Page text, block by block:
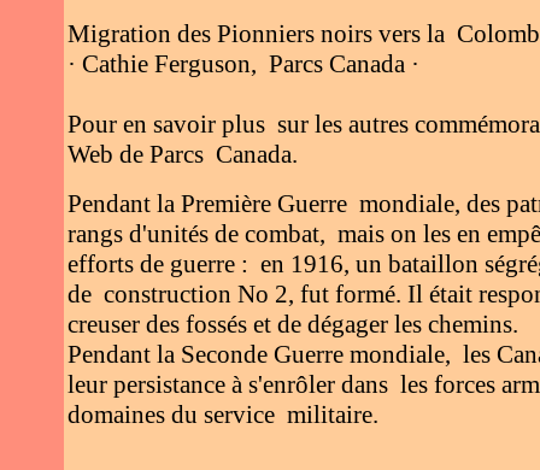
Migration des Pionniers noirs vers la
· Cathie Ferguson, Parcs Canada ·
Pour en savoir plus sur les autres
Web de Parcs Canada.
Pendant la Première Guerre mondiale, des
rangs d'unités de combat, mais on les en
efforts de guerre : en 1916, un bataillon
de construction No 2, fut formé. Il était
creuser des fossés et de dégager les chemins.
Pendant la Seconde Guerre mondiale, les
leur persistance à s'enrôler dans les forces
domaines du service militaire.